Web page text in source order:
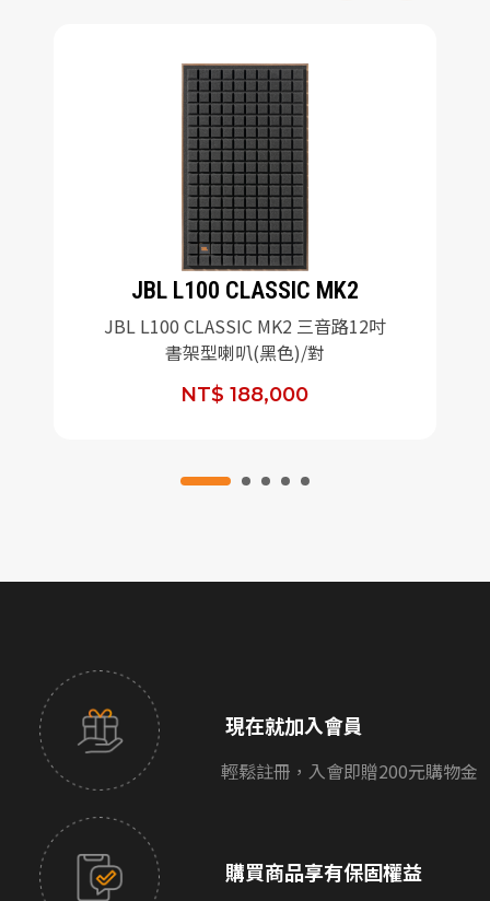
JBL L100 CLASSIC MK2
JBL L100 CLASSIC MK2 三音路12吋
書架型喇叭(黑色)/對
NT$ 188,000
現在就加入會員
輕鬆註冊，入會即贈200元購物金
購買商品享有保固權益